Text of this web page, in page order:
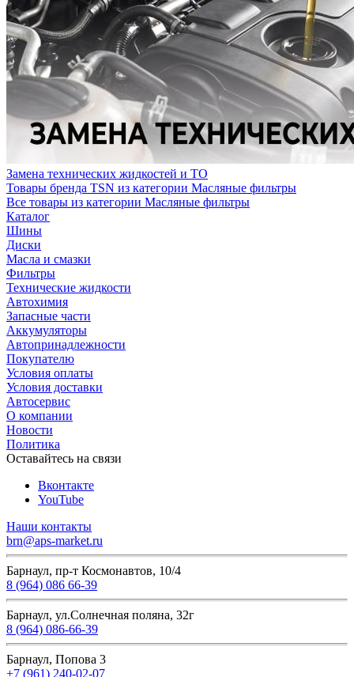
Замена технических жидкостей и ТО
Товары бренда TSN из категории Масляные фильтры
Все товары из категории Масляные фильтры
Каталог
Шины
Диски
Масла и смазки
Фильтры
Технические жидкости
Автохимия
Запасные части
Аккумуляторы
Автопринадлежности
Покупателю
Условия оплаты
Условия доставки
Автосервис
О компании
Новости
Политика
Оставайтесь на связи
Вконтакте
YouTube
Наши контакты
brn@aps-market.ru
Барнаул, пр-т Космонавтов, 10/4
8 (964) 086 66-39
Барнаул, ул.Солнечная поляна, 32г
8 (964) 086-66-39
Барнаул, Попова 3
+7 (961) 240-02-07